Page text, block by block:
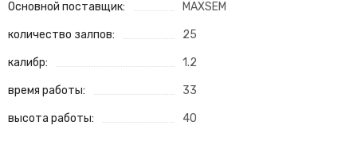
Основной поставщик: MAXSEM
количество залпов: 25
калибр: 1.2
время работы: 33
высота работы: 40